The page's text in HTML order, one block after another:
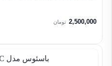
2,500,000 تومان